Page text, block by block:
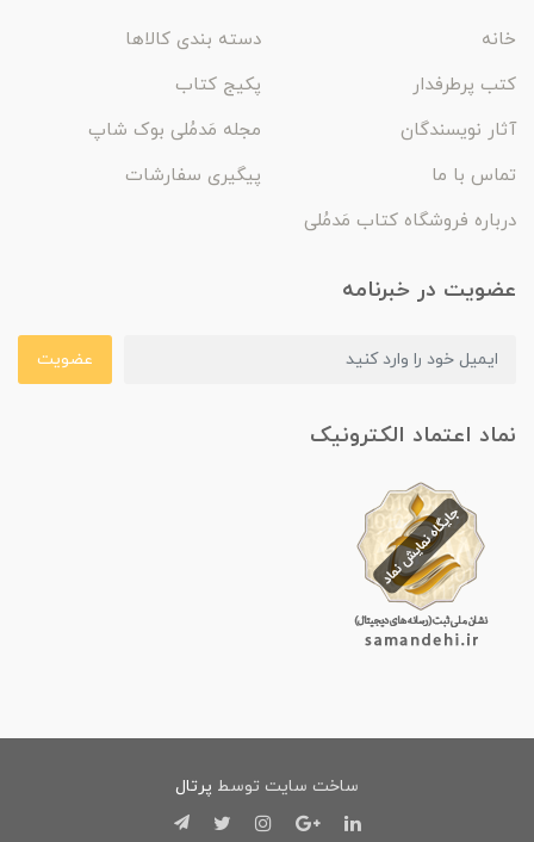
خانه
دسته بندی کالاها
کتب پرطرفدار
پکیج کتاب
آثار نویسندگان
مجله مَدمُلی بوک شاپ
تماس با ما
پیگیری سفارشات
درباره فروشگاه کتاب مَدمُلی
عضویت در خبرنامه
عضویت
نماد اعتماد الکترونیک
ساخت سایت توسط پرتال